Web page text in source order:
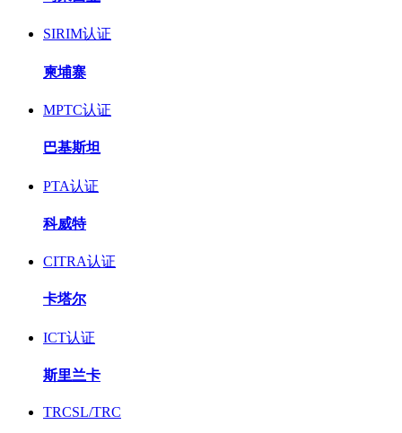
SIRIM认证
柬埔寨
MPTC认证
巴基斯坦
PTA认证
科威特
CITRA认证
卡塔尔
ICT认证
斯里兰卡
TRCSL/TRC